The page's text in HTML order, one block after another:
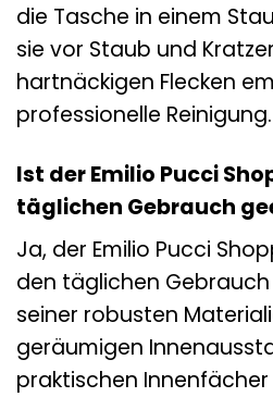
die Tasche in einem
sie vor Staub und
hartnäckigen Flecken
professionelle Reinigung.
Ist der Emilio Pucci
täglichen Gebrauch
Ja, der Emilio Pucci
den täglichen
seiner robusten
geräumigen
praktischen